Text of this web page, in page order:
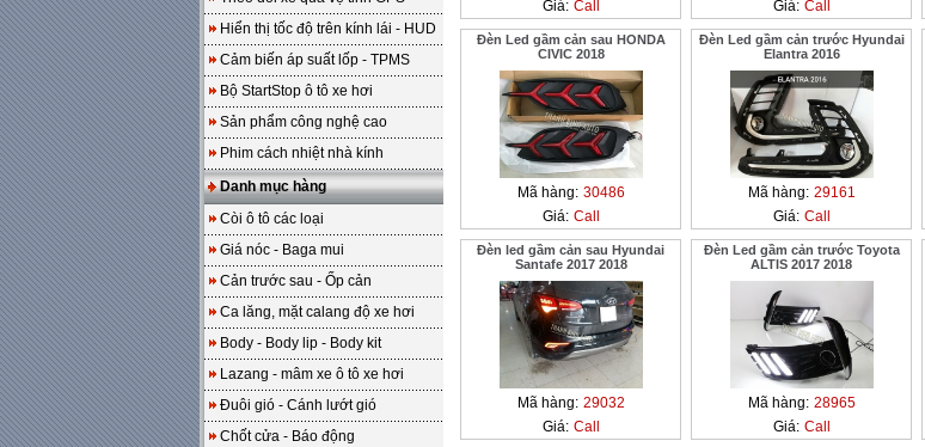
Hiển thị tốc độ trên kính lái - HUD
Cảm biến áp suất lốp - TPMS
Bộ StartStop ô tô xe hơi
Sản phẩm công nghệ cao
Phim cách nhiệt nhà kính
Danh mục hàng
Còi ô tô các loại
Giá nóc - Baga mui
Cản trước sau - Ốp cản
Ca lăng, mặt calang độ xe hơi
Body - Body lip - Body kit
Lazang - mâm xe ô tô xe hơi
Đuôi gió - Cánh lướt gió
Chốt cửa - Báo động
Giá: Call
Giá: Call
Đèn Led gầm cản sau HONDA
CIVIC 2018
Mã hàng: 30486
Giá: Call
Đèn Led gầm cản trước Hyundai
Elantra 2016
Mã hàng: 29161
Giá: Call
Đèn led gầm cản sau Hyundai
Santafe 2017 2018
Mã hàng: 29032
Giá: Call
Đèn Led gầm cản trước Toyota
ALTIS 2017 2018
Mã hàng: 28965
Giá: Call